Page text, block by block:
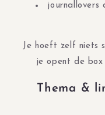
journallovers
Je hoeft zelf niets
je opent de box
Thema &